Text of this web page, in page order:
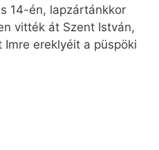
14-én, lapzártánkkor
vitték át Szent István,
Imre ereklyéit a püspöki